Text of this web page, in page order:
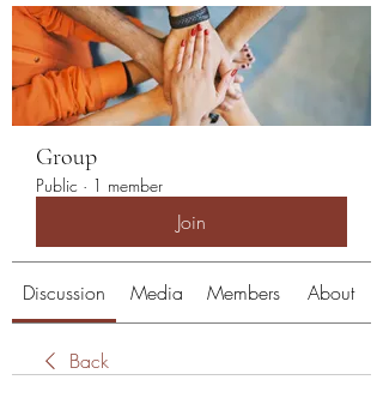
Group
Public · 1 member
Join
Discussion Media Members About
Back